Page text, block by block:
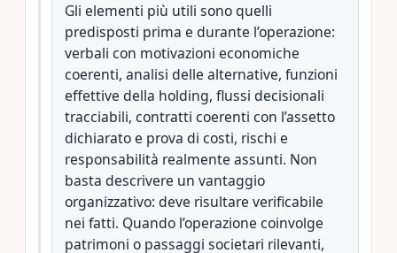
Gli elementi più utili sono quelli
predisposti prima e durante l’operazione:
verbali con motivazioni economiche
coerenti, analisi delle alternative, funzioni
effettive della holding, flussi decisionali
tracciabili, contratti coerenti con l’assetto
dichiarato e prova di costi, rischi e
responsabilità realmente assunti. Non
basta descrivere un vantaggio
organizzativo: deve risultare verificabile
nei fatti. Quando l’operazione coinvolge
patrimoni o passaggi societari rilevanti,